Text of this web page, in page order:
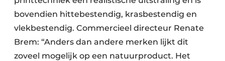
bovendien hittebestendig, krasbestendig en
vlekbestendig. Commercieel directeur Renate
Brem: “Anders dan andere merken lijkt dit
zoveel mogelijk op een natuurproduct. Het